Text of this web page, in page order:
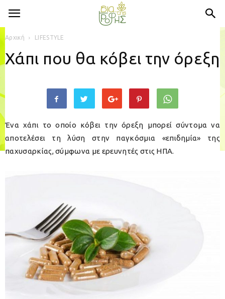
Αρχική LIFESTYLE
Χάπι που θα κόβει την όρεξη
Ένα χάπι το οποίο κόβει την όρεξη μπορεί σύντομα να
αποτελέσει τη λύση στην παγκόσμια «επιδημία» της
παχυσαρκίας, σύμφωνα με ερευνητές στις ΗΠΑ.